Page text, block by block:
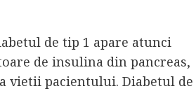
de tip 1 apare atunci
de insulina din pancreas,
vietii pacientului. Diabetul de